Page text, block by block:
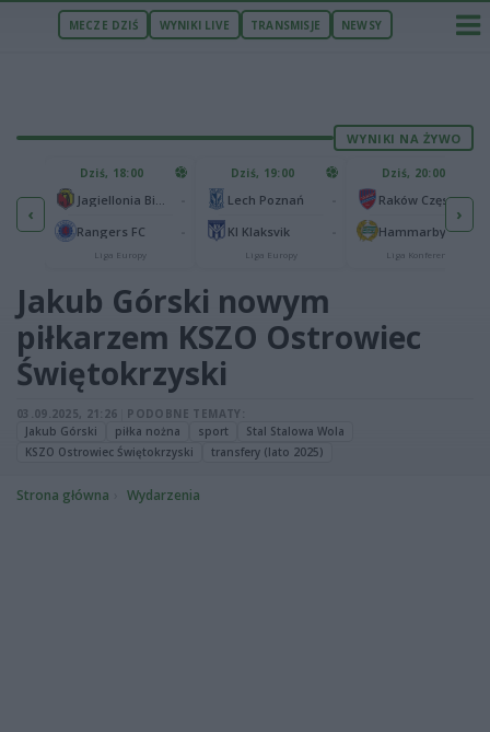
MECZE DZIŚ WYNIKI LIVE TRANSMISJE NEWSY
WYNIKI NA ŻYWO
‹
1
0
Dziś, 18:00
Rangers FC
Liga Europy
Dziś, 19:00
Lech Poznań
KI Klaksvik
Liga Europy
Dziś, 20:00
Raków Częstochowa
Hammarby IF
Liga Konferencji
›
Jakub Górski nowym
piłkarzem KSZO Ostrowiec
Świętokrzyski
03.09.2025, 21:26
PODOBNE TEMATY:
Jakub Górski
piłka nożna sport
Stal Stalowa Wola
KSZO Ostrowiec Świętokrzyski
transfery (lato 2025)
Strona główna Wydarzenia